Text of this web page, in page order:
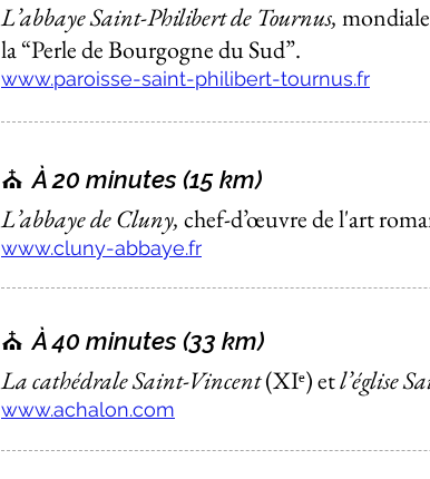
L’abbaye Saint-Philibert de Tournus,
la “Perle de Bourgogne du Sud”.
www.paroisse-saint-philibert-tournus.fr
⛪️ À 20 minutes (15 km)
L’abbaye de Cluny, chef-d’œuvre de l'art
www.cluny-abbaye.fr
⛪️ À 40 minutes (33 km)
La cathédrale Saint-Vincent(XIᵉ) etl’église
www.achalon.com